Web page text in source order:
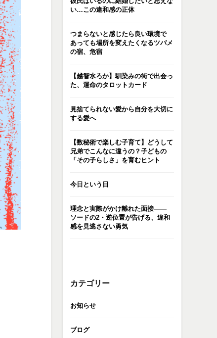
い…この違和感の正体
つまらないと感じたら良い環境で
あっても場所を変えたくなるツバメ
の宿、危宿
【越智水ろか】馴染みの街で出会っ
た、運命のタロットカード
見捨てられない愛から自分を大切に
する愛へ
【数秘術で楽しむ子育て】どうして
兄弟でこんなに違うの？子どもの
「その子らしさ」を育むヒント
今日という日
理念と実際がかけ離れた面接――
ソードの2・逆位置が告げる、違和
感を見逃さない勇気
カテゴリー
お知らせ
ブログ